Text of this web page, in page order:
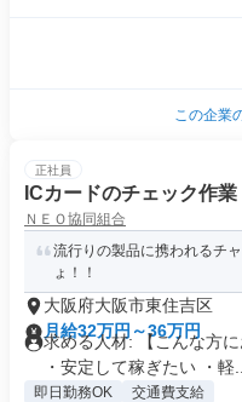
この企業
正社員
ICカードのチェック作業
ＮＥＯ協同組合
流行りの製品に携われるチ
ょ！！
大阪府大阪市東住吉区
月給32万円～36万円
求める人材: 【こんな方
・安定して稼ぎたい ・軽...
即日勤務OK 交通費支給